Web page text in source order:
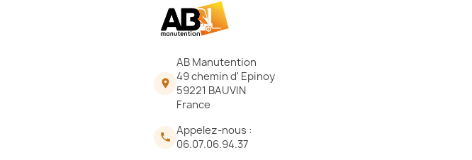

AB Manutention
49 chemin d' Epinoy
59221 BAUVIN
France
 Appelez-nous :
06.07.06.94.37